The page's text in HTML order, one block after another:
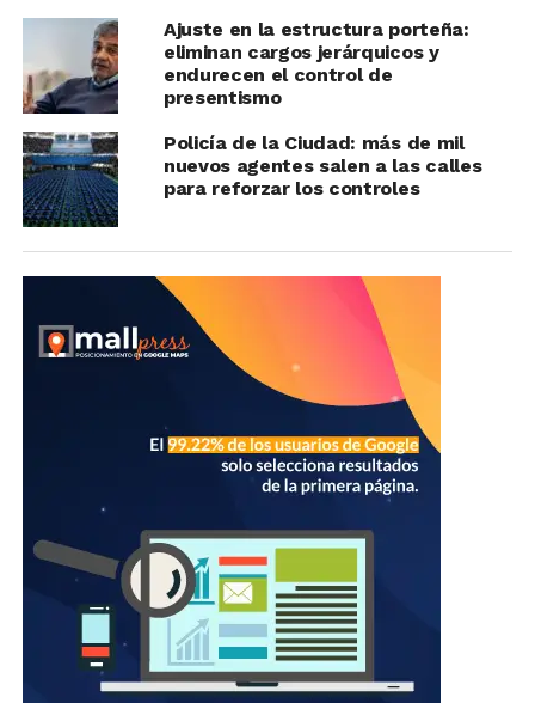
Ajuste en la estructura porteña:
eliminan cargos jerárquicos y
endurecen el control de
presentismo
Policía de la Ciudad: más de mil
nuevos agentes salen a las calles
para reforzar los controles